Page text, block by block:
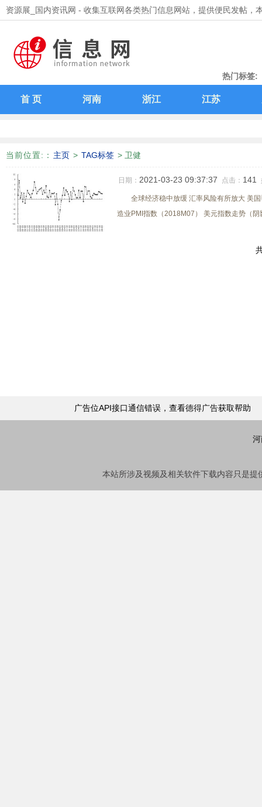
资源展_国内资讯网 - 收集互联网各类热门信息网站，提供便民发帖，
热门标签:
首 页 河南 浙江 江苏
当前位置: ： 主页 > TAG标签 > 卫健
日期： 2021-03-23 09:37:37 点击： 141
全球经济稳中放缓 汇率风险有所放大 美
造业PMI指数（2018M07） 美元指数走势（阴
广告位API接口通信错误，查看德得广告获取帮助
本站所涉及视频及相关软件下载内容只是